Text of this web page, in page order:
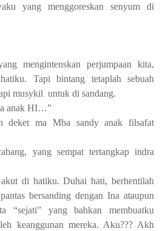
yang menggoreskan senyum di
mengintenskan perjumpaan kita,
Tapi bintang tetaplah sebuah
musykil untuk di sandang.
anak HI…”
deket ma Mba sandy anak filsafat
yang sempat tertangkap indra
di hatiku. Duhai hati, berhentilah
bersanding dengan Ina ataupun
“sejati” yang bahkan membuatku
keanggunan mereka. Aku??? Akh